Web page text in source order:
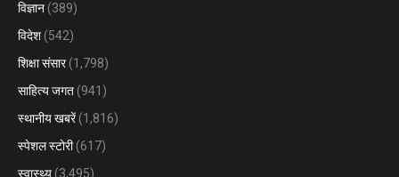
विज्ञान (389)
विदेश (542)
शिक्षा संसार(1,798)
साहित्य जगत (941)
स्थानीय खबरें(1,816)
स्पेशल स्टोरी(617)
स्वास्थ्य (3,495)